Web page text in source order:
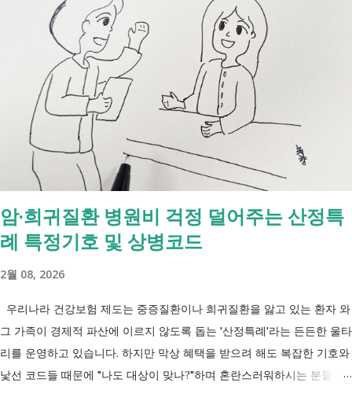
고용노동부 보건복지부·지자체 보건복지부·지자체 대상 취업을 원하는
저소득층, 청년, 중장년 수급자 및 차상위계층 근로능력이 있는 생계급여
수급자 목적 취업 지원 자립 준비 수급 유지 조건 관리 지원 상담, 훈련,
수당 자활사업 참여, 자활급여 자활사업 또는 취업지원 참여 참여 여부
신청 상황에 따라 참여 사실상 의무 즉, 국민취업제도 는 취업을 준비하
는 사람을 돕는 제도입니다. 자활근로 는 일한 기회를 제공하면서 자립을
지원하는 제도입니다. 조건부수급자 는 하나의 제도라기보다 생계급여를
받는 과정에서 일정한 참여 의무가 있는 상태를 말합니다. [조건부과 생
계급여 바로가기] - [2026 최신] 근로능력 있어도 생계급여 받는 법? 조
건부과유예·제시유예 취업을 준비하는 청년이라면? 국민취업지원제도 A
씨는 29세입니다. 현재 직장이 없고 취업을 준비하고 있습니다. 생활이
들이 가장 먼저 알아보는 것이 국민취업지원제도 입니다. 고용센터를 통
해 취업 상담을 받고, 직업훈련에 참여하고, 요건에 따라 구직촉진수당을
받을 수도 있기 때문입니다. 중요한 점은 실제 목표가 취업이라는 ...
암·희귀질환 병원비 걱정 덜어주는 산정특
례 특정기호 및 상병코드
2월 08, 2026
우리나라 건강보험 제도는 중증질환이나 희귀질환을 앓고 있는 환자 와
그 가족이 경제적 파산에 이르지 않도록 돕는 '산정특례'라는 든든한 울타
리를 운영하고 있습니다. 하지만 막상 혜택을 받으려 해도 복잡한 기호와
낯선 코드들 때문에 "나도 대상이 맞나?"하며 혼란스러워하시는 분들이